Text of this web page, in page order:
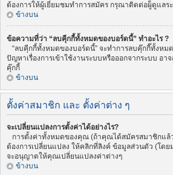
ต้องการให้ผู้เยี่ยมชมทำการสมัคร กรุณาติดต่อผู็ดูแล
ข้างบน
ข้อความที่ว่า “ลบคุีกกี้ทั้งหมดของบอร์ดนี้” ทำอะไร ?
“ลบคุีกกี้ทั้งหมดของบอร์ดนี้” จะทำการลบคุ๊กกี๊ทั้งห
ปัญหาเรื่องการเข้าใช้งานระบบหรือออกจากระบบ อา
คุ๊กกี้
ข้างบน
ตั้งค่าสมาชิก และ ตั้งค่าต่าง ๆ
จะเปลี่ยนแปลงการตั้งค่าได้อย่างไร?
การตั้งค่าทั้งหมดของคุณ (ถ้าคุณได้สมัครสมาชิกแล้ว
ต้องการเปลี่ยนแปลง ให้คลิกที่ลิงค์ ข้อมูลส่วนตัว (โด
จะอนุญาตให้คุณเปลี่ยนแปลงค่าต่างๆ
ข้างบน